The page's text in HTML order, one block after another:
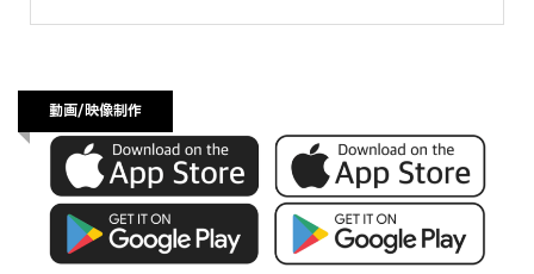
動画/映像制作